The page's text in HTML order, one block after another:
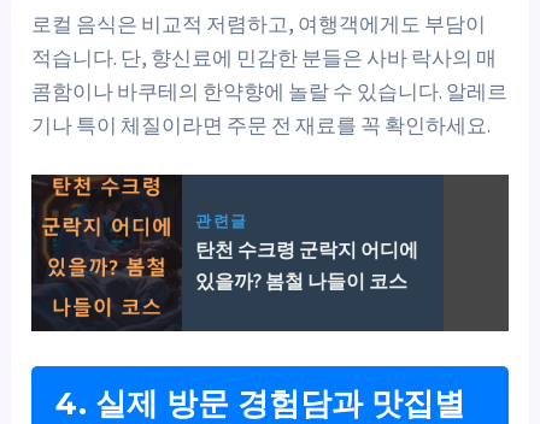
로컬 음식은 비교적 저렴하고, 여행객에게도 부담이
적습니다. 단, 향신료에 민감한 분들은 사바 락사의 매
콤함이나 바쿠테의 한약향에 놀랄 수 있습니다. 알레르
기나 특이 체질이라면 주문 전 재료를 꼭 확인하세요.
관련글
탄천 수크령 군락지 어디에
있을까? 봄철 나들이 코스
4. 실제 방문 경험담과 맛집별